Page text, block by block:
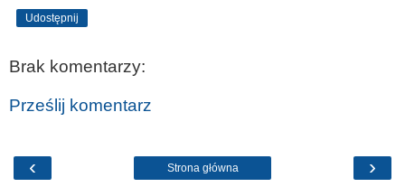
Udostępnij
Brak komentarzy:
Prześlij komentarz
‹ ›
Strona główna